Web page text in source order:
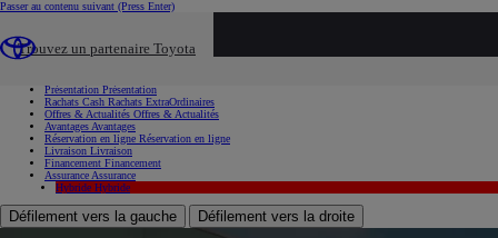
Passer au contenu suivant (Press Enter)
Trouvez un partenaire Toyota
Présentation Présentation
Rachats Cash Rachats ExtraOrdinaires
Offres & Actualités Offres & Actualités
Avantages Avantages
Réservation en ligne Réservation en ligne
Livraison Livraison
Financement Financement
Assurance Assurance
Hybride Hybride
Défilement vers la gauche Défilement vers la droite